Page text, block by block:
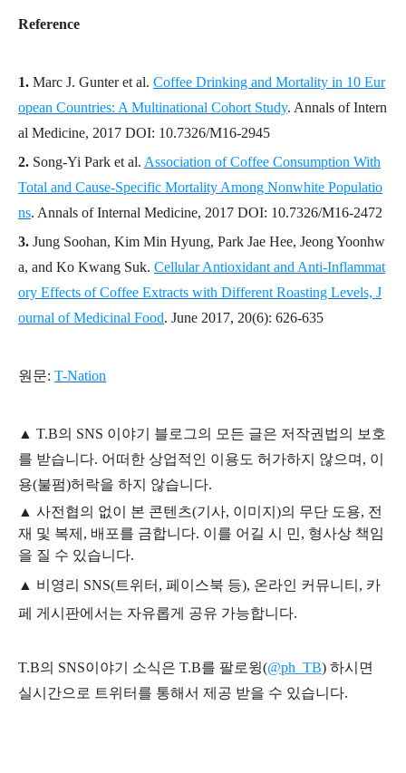
Reference
1. Marc J. Gunter et al. Coffee Drinking and Mortality in 10 Eur
opean Countries: A Multinational Cohort Study. Annals of Intern
al Medicine, 2017 DOI: 10.7326/M16-2945
2. Song-Yi Park et al. Association of Coffee Consumption With
Total and Cause-Specific Mortality Among Nonwhite Populatio
ns. Annals of Internal Medicine, 2017 DOI: 10.7326/M16-2472
3. Jung Soohan, Kim Min Hyung, Park Jae Hee, Jeong Yoonhw
a, and Ko Kwang Suk. Cellular Antioxidant and Anti-Inflammat
ory Effects of Coffee Extracts with Different Roasting Levels, J
ournal of Medicinal Food. June 2017, 20(6): 626-635
원문: T-Nation
▲ T.B의 SNS 이야기 블 로그의 모든 글은 저작권법의 보호
를 받습니다. 어떠한 상업적인 이용도 허가하지 않으며, 이
용(불펌)허락을 하지 않습니다.
▲ 사전협의 없이 본 콘텐츠(기사, 이미지)의 무단 도용, 전
재 및 복제, 배포를 금합니다. 이를 어길 시 민, 형사상 책임
을 질 수 있습니다.
▲ 비영리 SNS(트위터, 페이스북 등), 온라인 커뮤니티, 카
페 게시판에서는 자유롭게 공유 가능합니다.
T.B의 SNS이야기 소식은 T.B를 팔로윙(@ph_TB) 하시면
실시간으로 트위터를 통해서 제공 받을 수 있습니다.